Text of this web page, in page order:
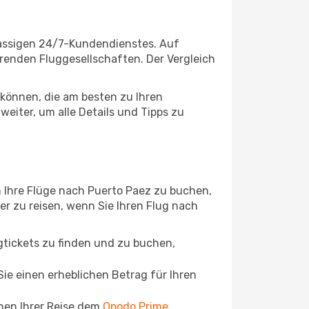
24/7-Kundendienstes. Auf
Fluggesellschaften. Der Vergleich
die am besten zu Ihren
um alle Details und Tipps zu
Flüge nach Puerto Paez zu buchen,
zu reisen, wenn Sie Ihren Flug nach
zu finden und zu buchen,
einen erheblichen Betrag für Ihren